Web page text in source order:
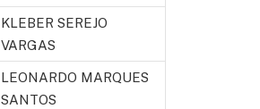
KLEBER SEREJO
VARGAS
LEONARDO MARQUES
SANTOS